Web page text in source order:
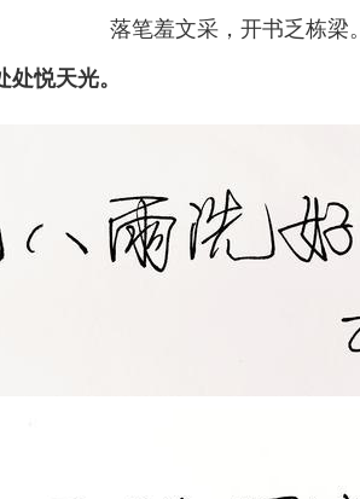
落笔羞文采，开书乏栋梁。
悦天光。